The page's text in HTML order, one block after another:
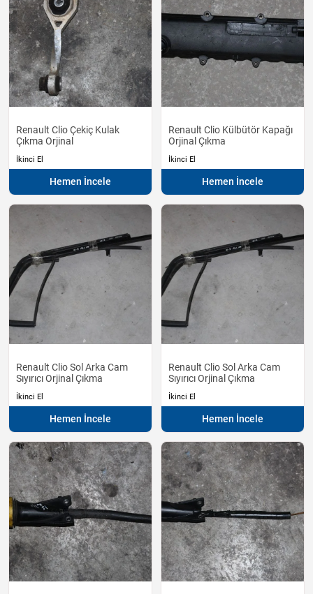
Renault Clio Çekiç Kulak
Çıkma Orjinal
İkinci El
Hemen İncele
Renault Clio Külbütör Kapağı
Orjinal Çıkma
İkinci El
Hemen İncele
Renault Clio Sol Arka Cam
Sıyırıcı Orjinal Çıkma
İkinci El
Hemen İncele
Renault Clio Sol Arka Cam
Sıyırıcı Orjinal Çıkma
İkinci El
Hemen İncele